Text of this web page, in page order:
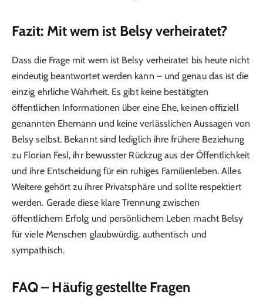
Fazit: Mit wem ist Belsy verheiratet?
Dass die Frage mit wem ist Belsy verheiratet bis heute nicht
eindeutig beantwortet werden kann – und genau das ist die
einzig ehrliche Wahrheit. Es gibt keine bestätigten
öffentlichen Informationen über eine Ehe, keinen offiziell
genannten Ehemann und keine verlässlichen Aussagen von
Belsy selbst. Bekannt sind lediglich ihre frühere Beziehung
zu Florian Fesl, ihr bewusster Rückzug aus der Öffentlichkeit
und ihre Entscheidung für ein ruhiges Familienleben. Alles
Weitere gehört zu ihrer Privatsphäre und sollte respektiert
werden. Gerade diese klare Trennung zwischen
öffentlichem Erfolg und persönlichem Leben macht Belsy
für viele Menschen glaubwürdig, authentisch und
sympathisch.
FAQ – Häufig gestellte Fragen